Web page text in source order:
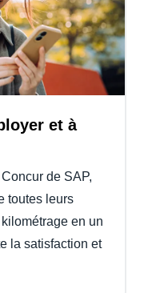
et à
de SAP,
toutes leurs
en un
la satisfaction et